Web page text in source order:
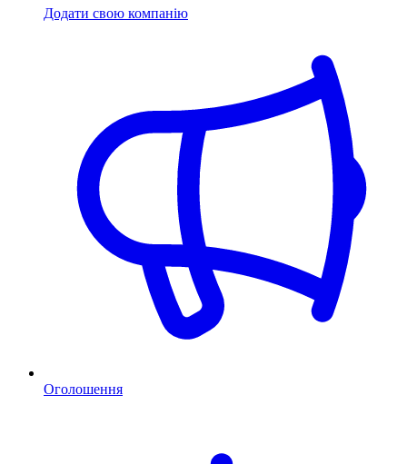
Додати свою компанію
Оголошення